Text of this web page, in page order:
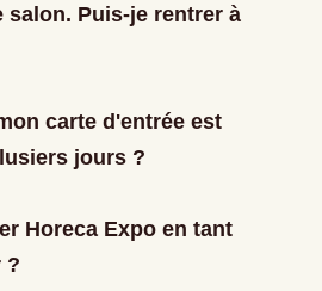
salon. Puis-je rentrer à
carte d'entrée est
jours ?
Horeca Expo en tant
?